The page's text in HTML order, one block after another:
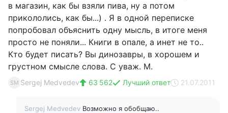
в магазин, как бы взяли пива, ну а потом
прикололись, как бы...) . Я в одной переписке
попробовал объяснить одну мысль, в итоге меня
просто не поняли... Книги в опале, а инет не то..
Кто будет писать? Вы динозавры, в хорошем и
грустном смысле слова. С уваж. М.
SM Sergej Medvedev 63 562 Лучший ответ 21.07.2011
Sergej Medvedev Возможно я обобщаю..